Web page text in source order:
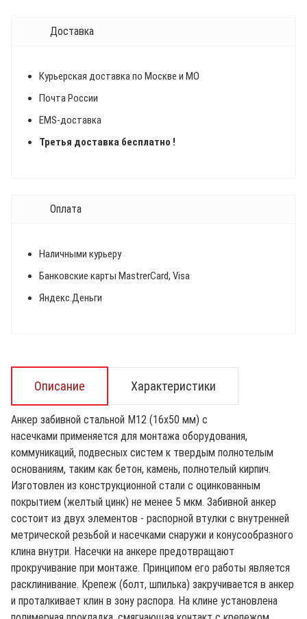
Доставка
Курьерская доставка по Москве и МО
Почта России
EMS-доставка
Третья доставка бесплатно !
Оплата
Наличными курьеру
Банковские карты MastrerCard, Visa
Яндекс.Деньги
Описание Характеристики
Анкер забивной стальной М12 (16х50 мм) с
насечками применяется для монтажа оборудования,
коммуникаций, подвесных систем к твердым полнотелым
основаниям, таким как бетон, камень, полнотелый кирпич.
Изготовлен из конструкционной стали с оцинкованным
покрытием (желтый цинк) не менее 5 мкм. Забивной анкер
состоит из двух элементов - распорной втулки с внутренней
метрической резьбой и насечками снаружи и конусообразного
клина внутри. Насечки на анкере предотвращают
прокручивание при монтаже. Принципом его работы является
расклинивание. Крепеж (болт, шпилька) закручивается в анкер
и проталкивает клин в зону распора. На клине установлена